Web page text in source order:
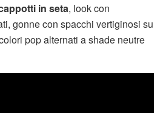
in seta, look con
gonne con spacchi vertiginosi su
pop alternati a shade neutre